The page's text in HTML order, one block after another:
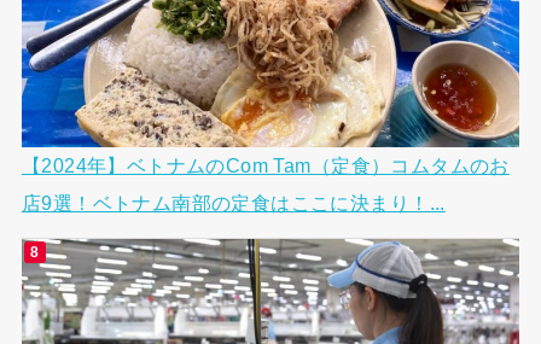
【2024年】ベトナムのCom Tam（定食）コムタムのお
店9選！ベトナム南部の定食はここに決まり！...